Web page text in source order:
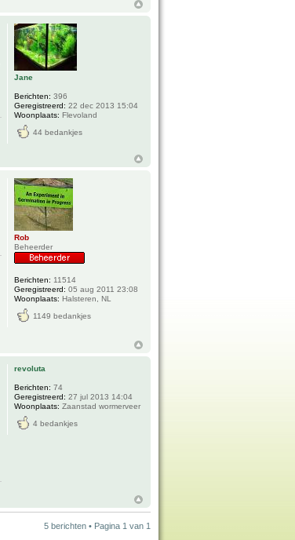
Jane
Berichten: 396
Geregistreerd: 22 dec 2013 15:04
Woonplaats: Flevoland
44 bedankjes
Rob
Beheerder
Berichten: 11514
Geregistreerd: 05 aug 2011 23:08
Woonplaats: Halsteren, NL
1149 bedankjes
revoluta
Berichten: 74
Geregistreerd: 27 jul 2013 14:04
Woonplaats: Zaanstad wormerveer
4 bedankjes
5 berichten • Pagina 1 van 1